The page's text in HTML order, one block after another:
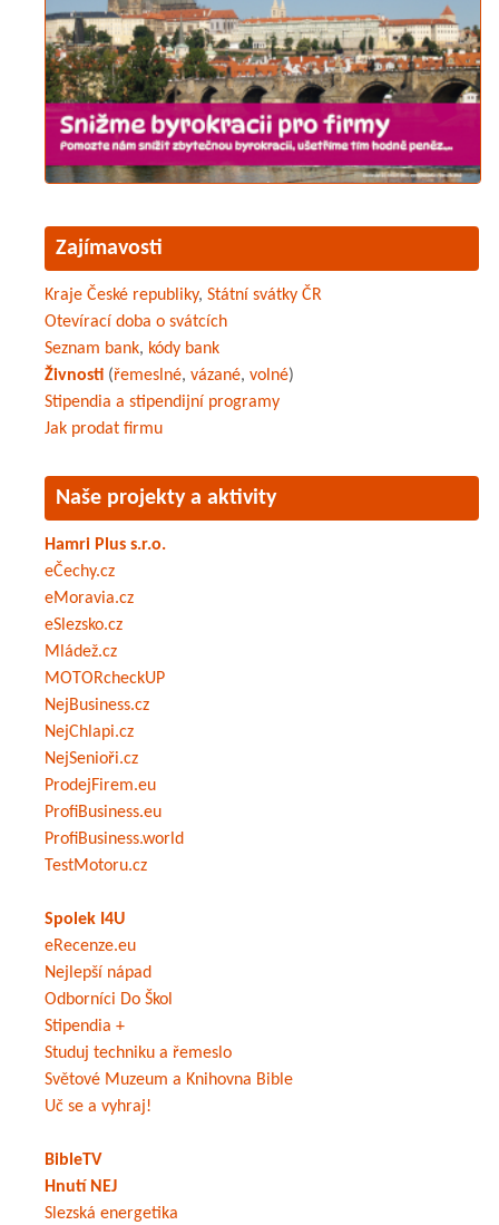
Zajímavosti
Kraje České republiky, Státní svátky ČR
Otevírací doba o svátcích
Seznam bank, kódy bank
Živnosti (řemeslné, vázané, volné)
Stipendia a stipendijní programy
Jak prodat firmu
Naše projekty a aktivity
Hamri Plus s.r.o.
eČechy.cz
eMoravia.cz
eSlezsko.cz
Mládež.cz
MOTORcheckUP
NejBusiness.cz
NejChlapi.cz
NejSenioři.cz
ProdejFirem.eu
ProfiBusiness.eu
ProfiBusiness.world
TestMotoru.cz
Spolek I4U
eRecenze.eu
Nejlepší nápad
Odborníci Do Škol
Stipendia +
Studuj techniku a řemeslo
Světové Muzeum a Knihovna Bible
Uč se a vyhraj!
BibleTV
Hnutí NEJ
Slezská energetika